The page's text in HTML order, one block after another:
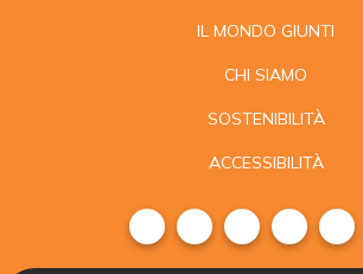
IL MONDO GIUNTI
CHI SIAMO
SOSTENIBILITÀ
ACCESSIBILITÀ